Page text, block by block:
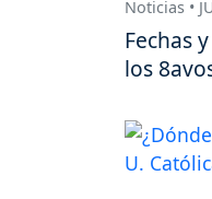
Noticias •
Fechas
los